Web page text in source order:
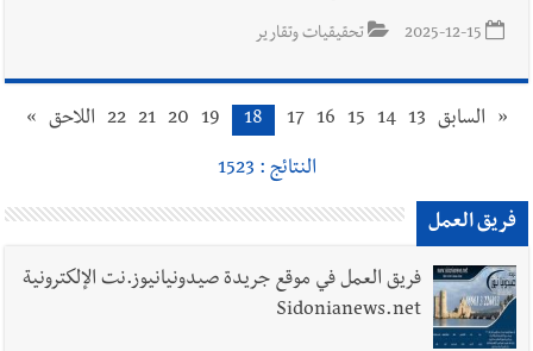
2025-12-15 تحقيقيات وتقارير
« السابق 13
14
15
16
17
18
19
20
21
22 اللاحق »
النتائج : 1523
فريق العمل
فريق العمل في موقع جريدة صيدونيانيوز.نت الإلكترونية
Sidonianews.net